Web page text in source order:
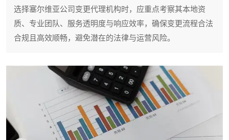
选择塞尔维亚公司变更代理机构时，应重点考察其本地资
质、专业团队、服务透明度与响应效率，确保变更流程合法
合规且高效顺畅，避免潜在的法律与运营风险。